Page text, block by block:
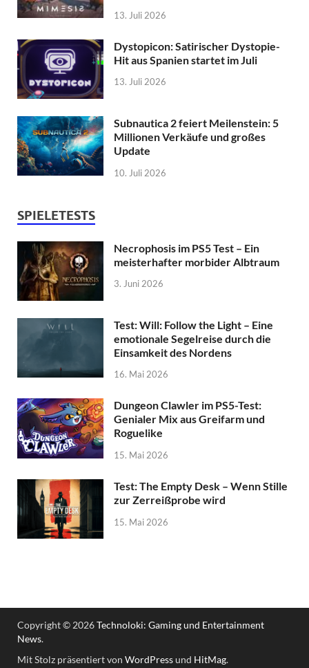
13. Juli 2026
Dystopicon: Satirischer Dystopie-
Hit aus Spanien startet im Juli
13. Juli 2026
Subnautica 2 feiert Meilenstein: 5
Millionen Verkäufe und großes
Update
10. Juli 2026
SPIELETESTS
Necrophosis im PS5 Test – Ein
meisterhafter morbider Albtraum
3. Juni 2026
Test: Will: Follow the Light – Eine
emotionale Segelreise durch die
Einsamkeit des Nordens
16. Mai 2026
Dungeon Clawler im PS5-Test:
Genialer Mix aus Greifarm und
Roguelike
15. Mai 2026
Test: The Empty Desk – Wenn Stille
zur Zerreißprobe wird
15. Mai 2026
Copyright © 2026Technoloki: Gaming und Entertainment
News.
Mit Stolz präsentiert von WordPressund HitMag.